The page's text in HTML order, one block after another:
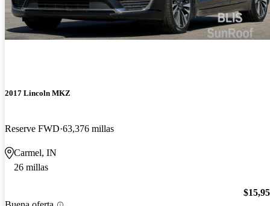
2017 Lincoln MKZ
Reserve FWD 63,376 millas
Carmel, IN
26 millas